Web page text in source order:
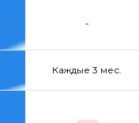
-
Каждые 3 мес.